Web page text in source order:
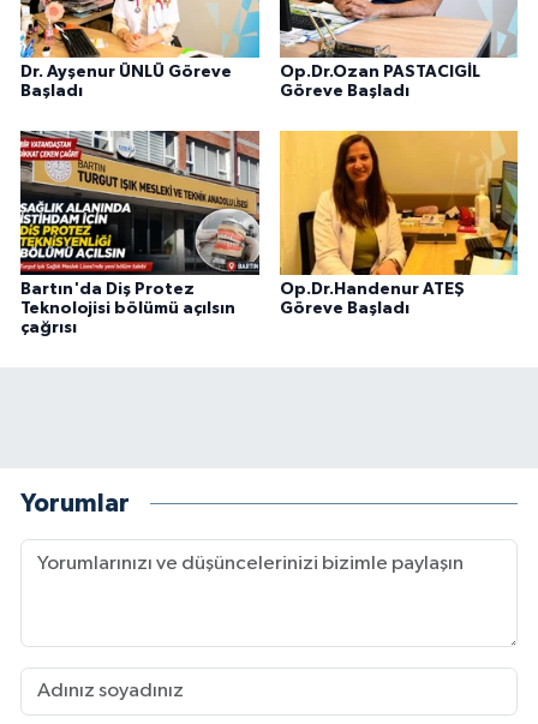
Dr. Ayşenur ÜNLÜ Göreve
Başladı
Op.Dr.Ozan PASTACIGİL
Göreve Başladı
Bartın'da Diş Protez
Teknolojisi bölümü açılsın
çağrısı
Op.Dr.Handenur ATEŞ
Göreve Başladı
Yorumlar